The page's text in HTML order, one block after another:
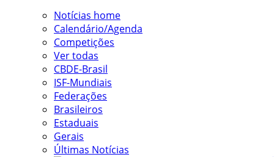
Notícias home
Calendário/Agenda
Competições
Ver todas
CBDE-Brasil
ISF-Mundiais
Federações
Brasileiros
Estaduais
Gerais
Últimas Notícias